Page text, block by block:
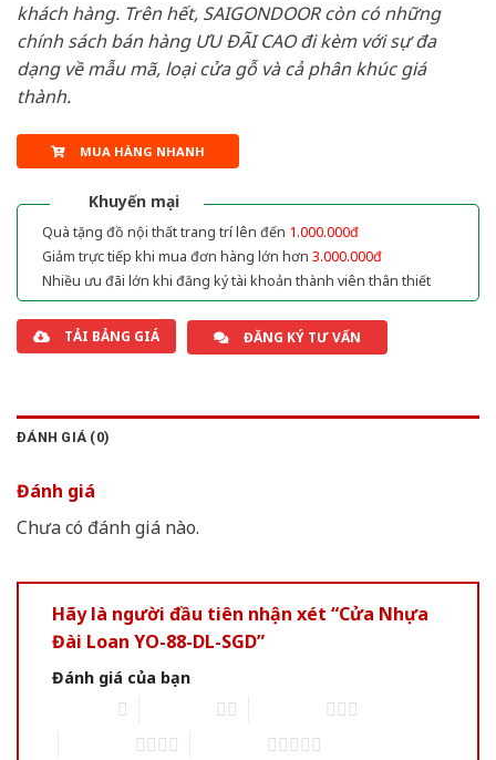
khách hàng. Trên hết, SAIGONDOOR còn có những
chính sách bán hàng ƯU ĐÃI CAO đi kèm với sự đa
dạng về mẫu mã, loại cửa gỗ và cả phân khúc giá
thành.
MUA HÀNG NHANH
Khuyến mại
Quà tặng đồ nội thất trang trí lên đến 1.000.000đ
Giảm trực tiếp khi mua đơn hàng lớn hơn 3.000.000đ
Nhiều ưu đãi lớn khi đăng ký tài khoản thành viên thân thiết
TẢI BẢNG GIÁ ĐĂNG KÝ TƯ VẤN
ĐÁNH GIÁ (0)
Đánh giá
Chưa có đánh giá nào.
Hãy là người đầu tiên nhận xét “Cửa Nhựa
Đài Loan YO-88-DL-SGD”
Đánh giá của bạn